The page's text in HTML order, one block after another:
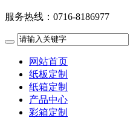
服务热线： 0716-8186977
网站首页
纸板定制
纸箱定制
产品中心
彩箱定制